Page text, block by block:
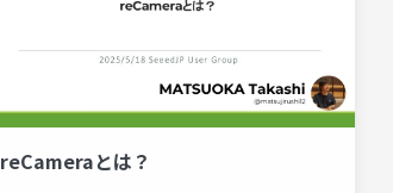
reCameraとは？